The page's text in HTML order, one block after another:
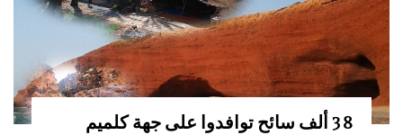
38 ألف سائح توافدوا على جهة كلميم